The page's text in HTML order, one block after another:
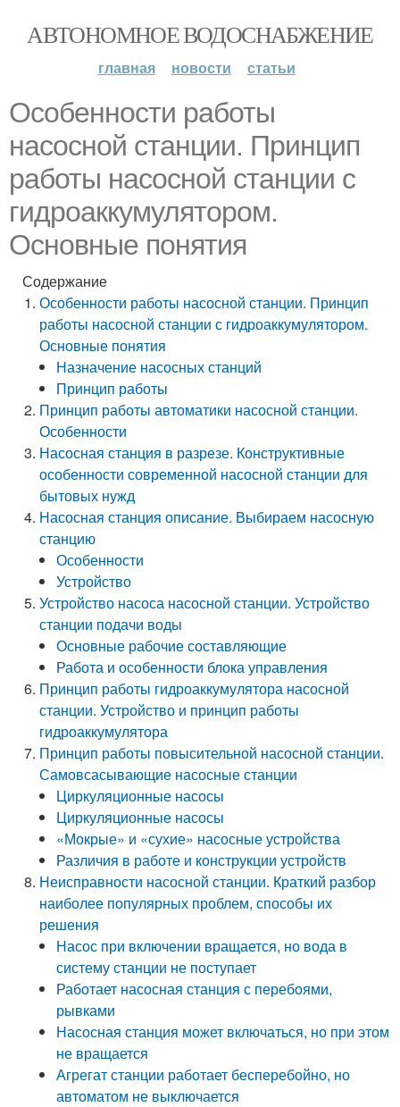
АВТОНОМНОЕ ВОДОСНАБЖЕНИЕ
главная новости статьи
Особенности работы
насосной станции. Принцип
работы насосной станции с
гидроаккумулятором.
Основные понятия
Содержание
Особенности работы насосной станции. Принцип
работы насосной станции с гидроаккумулятором.
Основные понятия
Назначение насосных станций
Принцип работы
Принцип работы автоматики насосной станции.
Особенности
Насосная станция в разрезе. Конструктивные
особенности современной насосной станции для
бытовых нужд
Насосная станция описание. Выбираем насосную
станцию
Особенности
Устройство
Устройство насоса насосной станции. Устройство
станции подачи воды
Основные рабочие составляющие
Работа и особенности блока управления
Принцип работы гидроаккумулятора насосной
станции. Устройство и принцип работы
гидроаккумулятора
Принцип работы повысительной насосной станции.
Самовсасывающие насосные станции
Циркуляционные насосы
Циркуляционные насосы
«Мокрые» и «сухие» насосные устройства
Различия в работе и конструкции устройств
Неисправности насосной станции. Краткий разбор
наиболее популярных проблем, способы их
решения
Насос при включении вращается, но вода в
систему станции не поступает
Работает насосная станция с перебоями,
рывками
Насосная станция может включаться, но при этом
не вращается
Агрегат станции работает бесперебойно, но
автоматом не выключается